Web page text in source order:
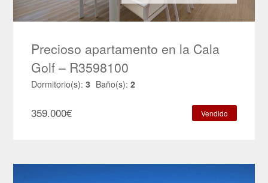
Precioso apartamento en la Cala
Golf – R3598100
Dormitorio(s): 3 Baño(s): 2
359.000€ Vendido